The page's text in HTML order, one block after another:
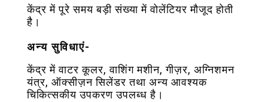
केंद्र में पूरे समय बड़ी संख्या में वोलेंटियर मौजूद होती
है।
अन्य सुविधाएं-
केंद्र में वाटर कूलर, वाशिंग मशीन, गीज़र, अग्निशमन
यंत्र, ऑक्सीज़न सिलेंडर तथा अन्य आवश्यक
चिकित्सकीय उपकरण उपलब्ध है।